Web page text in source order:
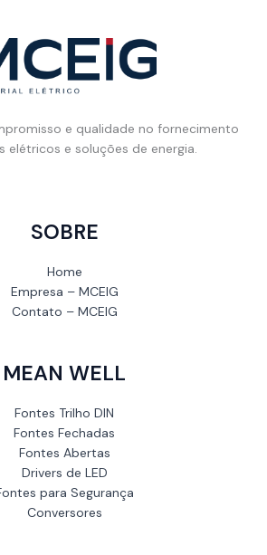
e qualidade no fornecimento
elétricos e soluções de energia.
SOBRE
Home
Empresa – MCEIG
Contato – MCEIG
MEAN WELL
Fontes Trilho DIN
Fontes Fechadas
Fontes Abertas
Drivers de LED
para Segurança
Conversores